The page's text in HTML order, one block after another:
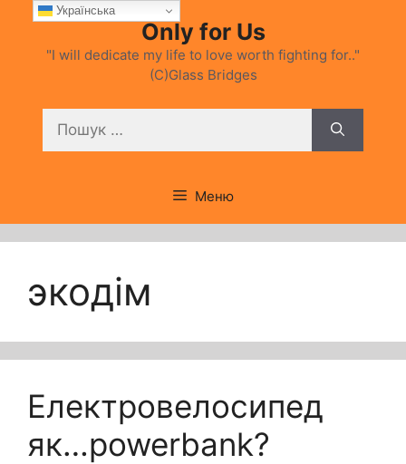
Перейти
вмісту
Only for Us
"I will dedicate my life to love worth fighting for.."
(C)Glass Bridges
Меню
экодім
Електровелосипед
як…powerbank?
Українська